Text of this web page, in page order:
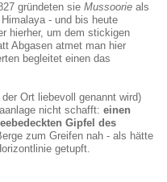
gründeten sie Mussoorie als
- und bis heute
hierher, um dem stickigen
Abgasen atmet man hier
begleitet einen das
der Ort liebevoll genannt wird)
nicht schafft: einen
Gipfel des
zum Greifen nah - als hätte
getupft.